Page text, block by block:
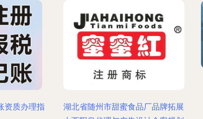
资质办理指
湖北省随州市甜蜜食品厂品牌拓展